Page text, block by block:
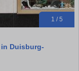
1 / 5
Duisburg-